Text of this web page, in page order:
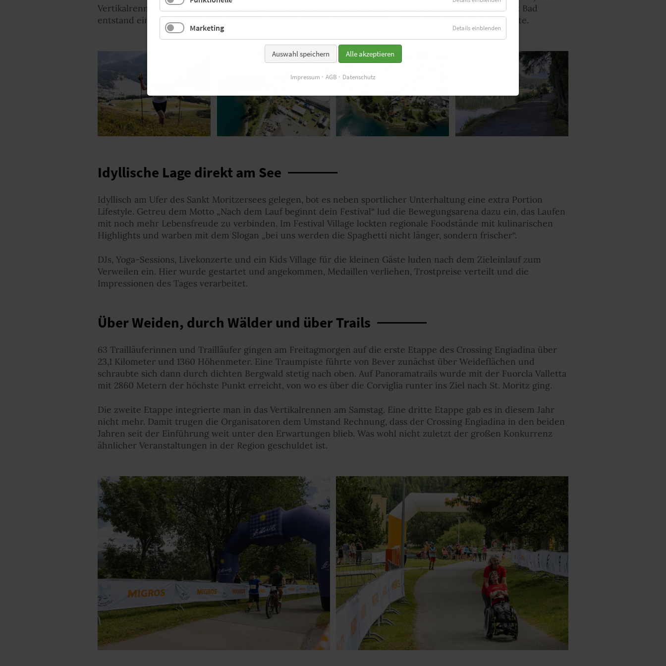
Vertikalrennen wurden in den Event eingebunden. In dem Areal um die Eisarena Ludains in St. Moritz Bad
entstand ein Festivalgelände, das als zentraler Anlaufpunkt für alle Wettbewerbe und Aktivitäten diente.
Idyllische Lage direkt am See
Idyllisch am Ufer des Sankt Moritzersees gelegen, bot es neben sportlicher Unterhaltung eine extra Portion
Lifestyle. Getreu dem Motto „Nach dem Lauf beginnt dein Festival“ lud die Bewegungsarena dazu ein, das Laufen
mit noch mehr Lebensfreude zu verbinden. Im Festival Village lockten regionale Foodstände mit kulinarischen
Highlights und warben mit dem Slogan „bei uns werden die Spaghetti nicht länger, sondern frischer“.
DJs, Yoga-Sessions, Livekonzerte und ein Kids Village für die kleinen Gäste luden nach dem Zieleinlauf zum
Verweilen ein. Hier wurde gestartet und angekommen, Medaillen verliehen, Trostpreise verteilt und die
Impressionen des Tages verarbeitet.
Über Weiden, durch Wälder und über Trails
63 Trailläuferinnen und Trailläufer gingen am Freitagmorgen auf die erste Etappe des Crossing Engiadina über
23,1 Kilometer und 1360 Höhenmeter. Eine Traumpiste führte von Bever zunächst über Weideflächen und
schraubte sich dann durch dichten Bergwald stetig nach oben. Auf Panoramatrails wurde mit der Fuorcla Valletta
mit 2860 Metern der höchste Punkt erreicht, von wo es über die Corviglia runter ins Ziel nach St. Moritz ging.
Die zweite Etappe integrierte man in das Vertikalrennen am Samstag. Eine dritte Etappe gab es in diesem Jahr
nicht mehr. Damit trugen die Organisatoren dem Umstand Rechnung, dass der Crossing Engiadina in den beiden
Jahren seit der Einführung weit unter den Erwartungen blieb. Was wohl nicht zuletzt der großen Konkurrenz
ähnlicher Veranstaltungen in der Region geschuldet ist.
Marketing Details einblenden
Auswahl speichern Alle akzeptieren
Impressum AGB Datenschutz